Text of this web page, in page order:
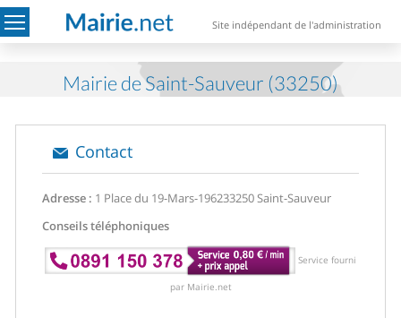
Site indépendant de l'administration
Mairie de Saint-Sauveur (33250)
Contact
Adresse : 1 Place du 19-Mars-196233250 Saint-Sauveur
Conseils téléphoniques
Service fourni
par Mairie.net